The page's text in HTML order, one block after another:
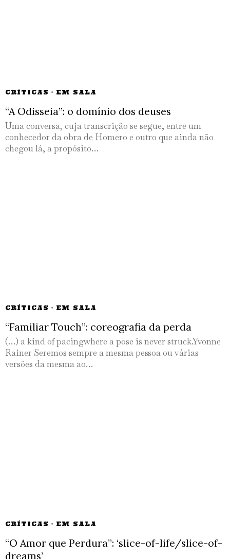
CRÍTICAS · EM SALA
“A Odisseia”: o domínio dos deuses
Uma conversa, cuja transcrição se segue, entre um
conhecedor da obra de Homero e outro que ainda não
chegou lá, a propósito…
CRÍTICAS · EM SALA
“Familiar Touch”: coreografia da perda
(…) a kind of pacingwhere a pose is never struck.Yvonne
Rainer Seremos sempre a mesma pessoa ou várias
versões da mesma ao…
CRÍTICAS · EM SALA
“O Amor que Perdura”: ‘slice-of-life/slice-of-
dreams’